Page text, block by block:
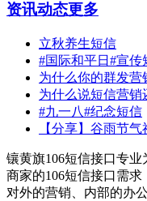
资讯动态更多
立秋养生短信
#国际和平日#宣传
为什么你的群发营
为什么说短信营销
#九一八#纪念短信
【分享】谷雨节
镶黄旗106短信接口专业
商家的106短信接口需
对外的营销、内部的办